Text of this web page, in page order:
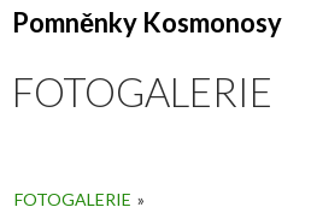
Pomněnky Kosmonosy
TO
CONTENT
FOTOGALERIE
FOTOGALERIE »